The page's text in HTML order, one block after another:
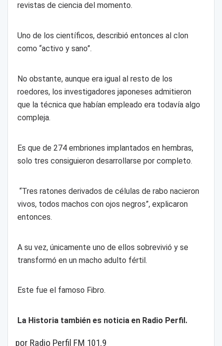
revistas de ciencia del momento.
Uno de los científicos, describió entonces al clon
como “activo y sano”.
No obstante, aunque era igual al resto de los
roedores, los investigadores japoneses admitieron
que la técnica que habían empleado era todavía algo
compleja.
Es que de 274 embriones implantados en hembras,
solo tres consiguieron desarrollarse por completo.
“Tres ratones derivados de células de rabo nacieron
vivos, todos machos con ojos negros”, explicaron
entonces.
A su vez, únicamente uno de ellos sobrevivió y se
transformó en un macho adulto fértil.
Este fue el famoso Fibro.
La Historia también es noticia en Radio Perfil.
por Radio Perfil FM 101.9